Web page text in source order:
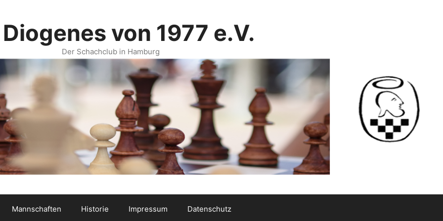
Diogenes von 1977 e.V.
Der Schachclub in Hamburg
Mannschaften Historie Impressum Datenschutz